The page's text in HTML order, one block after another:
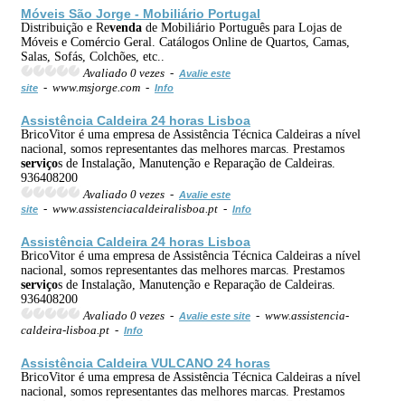
Móveis São Jorge - Mobiliário Portugal
Distribuição e Revenda de Mobiliário Português para Lojas de
Móveis e Comércio Geral. Catálogos Online de Quartos, Camas,
Salas, Sofás, Colchões, etc..
Avaliado 0 vezes - Avalie este
site - www.msjorge.com - Info
Assistência Caldeira 24 horas Lisboa
BricoVitor é uma empresa de Assistência Técnica Caldeiras a nível
nacional, somos representantes das melhores marcas. Prestamos
serviços de Instalação, Manutenção e Reparação de Caldeiras.
936408200
Avaliado 0 vezes - Avalie este
site - www.assistenciacaldeiralisboa.pt - Info
Assistência Caldeira 24 horas Lisboa
BricoVitor é uma empresa de Assistência Técnica Caldeiras a nível
nacional, somos representantes das melhores marcas. Prestamos
serviços de Instalação, Manutenção e Reparação de Caldeiras.
936408200
Avaliado 0 vezes - Avalie este site - www.assistencia-
caldeira-lisboa.pt - Info
Assistência Caldeira VULCANO 24 horas
BricoVitor é uma empresa de Assistência Técnica Caldeiras a nível
nacional, somos representantes das melhores marcas. Prestamos